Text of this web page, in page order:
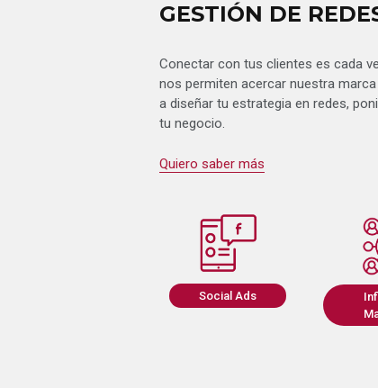
GESTIÓN DE
Conectar con tus clientes es cada
nos permiten acercar nuestra
a diseñar tu estrategia en redes,
tu negocio.
Quiero saber más
Social Ads